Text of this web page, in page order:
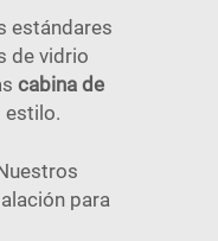
estándares
de vidrio
cabina de
estilo.
para